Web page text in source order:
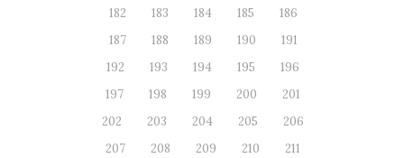
182
183 184 185
186
187
188 189 190
191
192
193 194 195
196
197
198 199 200
201
202
203 204 205
206
207
208 209 210
211